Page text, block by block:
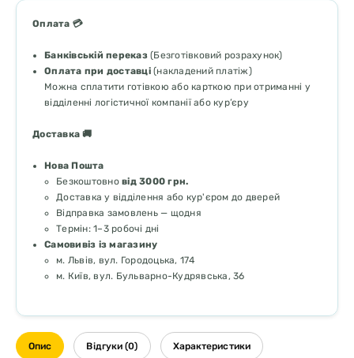
Оплата 💳
Банківській переказ(Безготівковий розрахунок)
Оплата при доставці(накладений платіж)
Можна сплатити готівкою або карткою при отриманні у
відділенні логістичної компанії або кур’єру
Доставка 🚚
Нова Пошта
Безкоштовно від 3000 грн.
Доставка у відділення або кур'єром до дверей
Відправка замовлень — щодня
Термін: 1–3 робочі дні
Самовивіз із магазину
м. Львів, вул. Городоцька, 174
м. Київ, вул. Бульварно-Кудрявська, 36
Опис Відгуки (0) Характеристики